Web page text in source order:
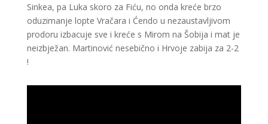
Sinkea, pa Luka skoro za Fiću, no onda kreće brzo
oduzimanje lopte Vračara i Ćendo u nezaustavljivom
prodoru izbacuje sve i kreće s Mirom na Šobija i mat je
neizbježan. Martinović nesebično i Hrvoje zabija za 2-2
!